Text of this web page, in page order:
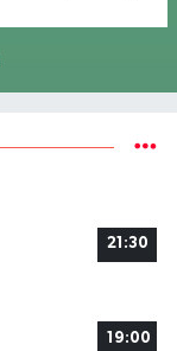
21:30
19:00